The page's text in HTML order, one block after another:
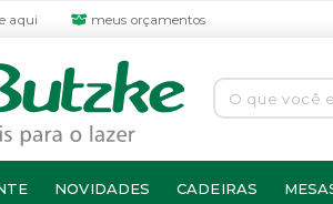
aqui meus orçamentos
NOVIDADES CADEIRAS